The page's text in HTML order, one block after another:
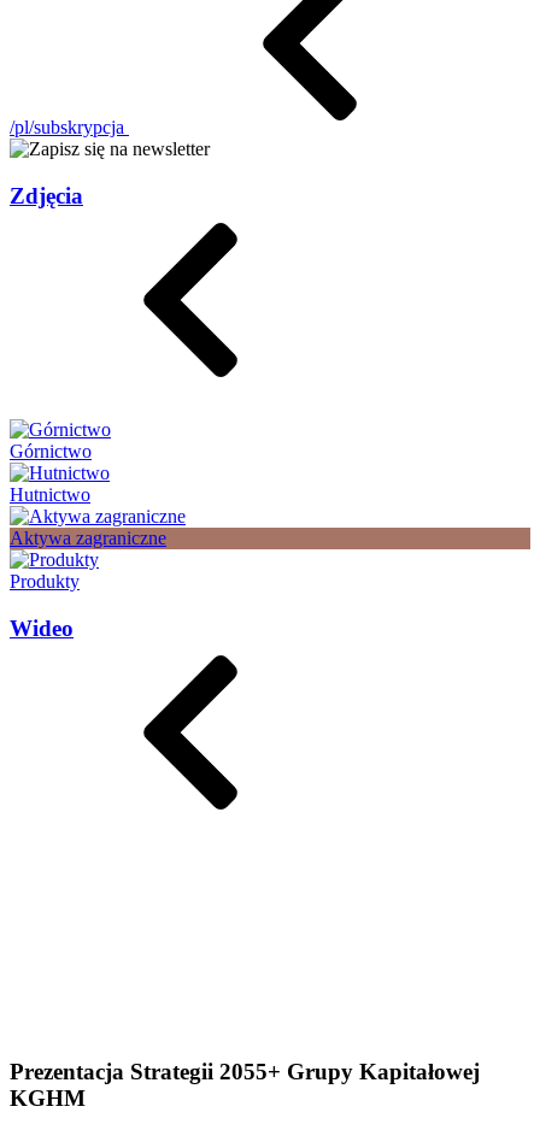
/pl/subskrypcja
Zdjęcia
Górnictwo
Hutnictwo
Aktywa zagraniczne
Produkty
Wideo
Prezentacja Strategii 2055+ Grupy Kapitałowej
KGHM